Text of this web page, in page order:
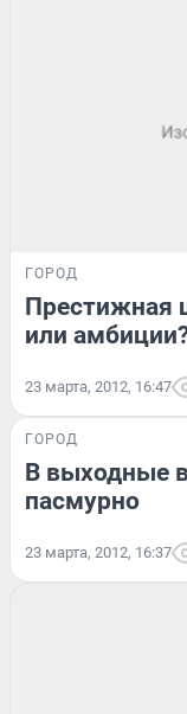
ГОРОД
Престижная
или
23 марта, 2012, 16:47
ГОРОД
В выходные
пасмурно
23 марта, 2012, 16:37